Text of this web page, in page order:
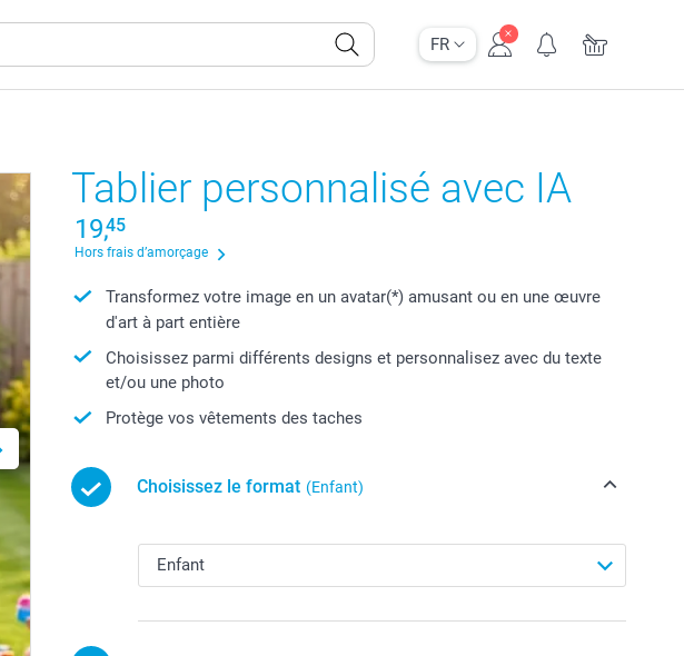
FR
Tablier personnalisé avec IA
19,45
Hors frais d’amorçage
Transformez votre image en un avatar(*) amusant ou en une œuvre
d'art à part entière
Choisissez parmi différents designs et personnalisez avec du texte
et/ou une photo
Protège vos vêtements des taches
Choisissez le format (Enfant)